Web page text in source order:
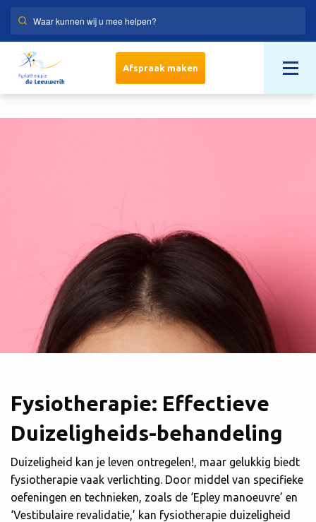
Afspraak maken
Fysiotherapie: Effectieve
Duizeligheids-behandeling
Duizeligheid kan je leven ontregelen!, maar gelukkig biedt
fysiotherapie vaak verlichting. Door middel van specifieke
oefeningen en technieken, zoals de ‘Epley manoeuvre’ en
‘Vestibulaire revalidatie,’ kan fysiotherapie duizeligheid